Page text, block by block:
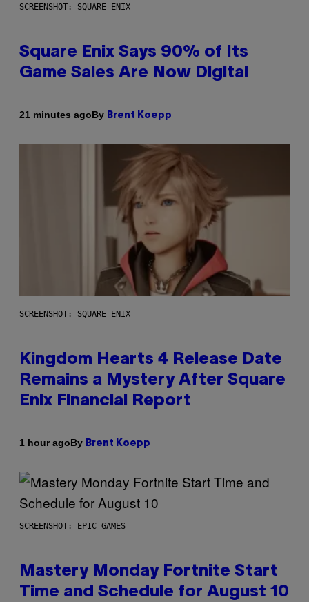
SCREENSHOT: SQUARE ENIX
Square Enix Says 90% of Its
Game Sales Are Now Digital
21 minutes agoBy Brent Koepp
SCREENSHOT: SQUARE ENIX
Kingdom Hearts 4 Release Date
Remains a Mystery After Square
Enix Financial Report
1 hour agoBy Brent Koepp
SCREENSHOT: EPIC GAMES
Mastery Monday Fortnite Start
Time and Schedule for August 10